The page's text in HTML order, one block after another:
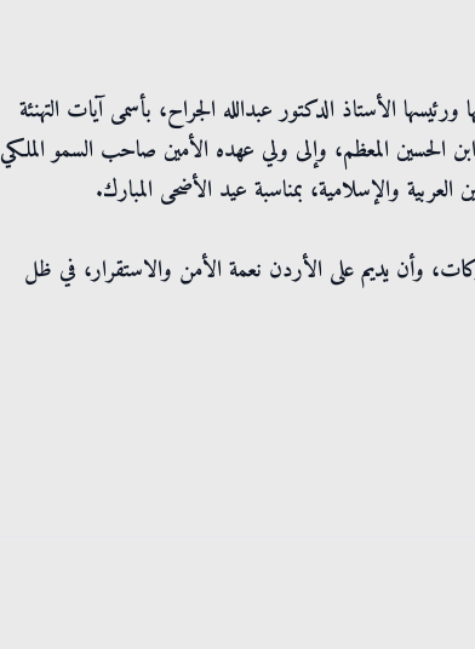
الأستاذ الدكتور عبدالله الجراح، بأسمى آيات التهنئة
الحسين المعظم، وإلى ولي عهده الأمين صاحب السمو الملكي
العربية والإسلامية، بمناسبة عيد الأضحى المبارك.
وأن يديم على الأردن نعمة الأمن والاستقرار، في ظل